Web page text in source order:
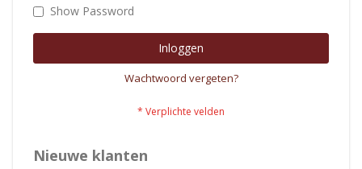
Show Password
Inloggen
Wachtwoord vergeten?
Nieuwe klanten